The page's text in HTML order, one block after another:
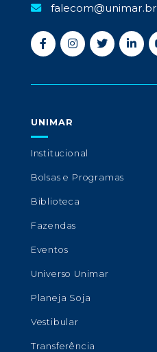
falecom@unimar.br
UNIMAR
Institucional
Bolsas e Programas
Biblioteca
Fazendas
Eventos
Universo Unimar
Planeja Soja
Vestibular
Transferência